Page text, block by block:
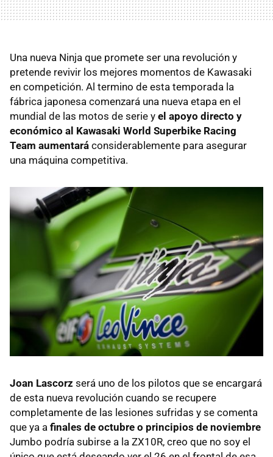
Una nueva Ninja que promete ser una revolución y
pretende revivir los mejores momentos de Kawasaki
en competición. Al termino de esta temporada la
fábrica japonesa comenzará una nueva etapa en el
mundial de las motos de serie y el apoyo directo y
económico al Kawasaki World Superbike Racing
Team aumentará considerablemente para asegurar
una máquina competitiva.
Joan Lascorz será uno de los pilotos que se encargará
de esta nueva revolución cuando se recupere
completamente de las lesiones sufridas y se comenta
que ya a finales de octubre o principios de noviembre
Jumbo podría subirse a la ZX10R, creo que no soy el